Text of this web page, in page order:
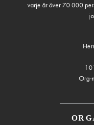
varje år över 70 000
Org-